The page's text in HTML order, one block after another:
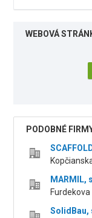
WEBOVÁ
PODOBNÉ
MARMIL,
SolidBau,